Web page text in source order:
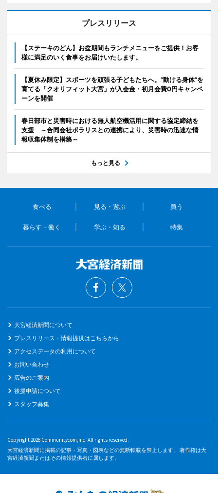
プレスリリース
【ステーキのどん】お盆期間もランチメニューをご提供！お客
様に満足のいく食事をお届けいたします。
【夏休み限定】スポーツを頑張る子どもたちへ。“動ける身体”を
育てる「クオリフィット大宮」が入会金・初月会費0円キャンペ
ーンを開催
春日部市と災害時における無人航空機活用に関する協定締結を
支援 ～合同会社ポラリスとの連携により、災害時の迅速な情
報収集体制を構築～
もっと見る
食べる 見る・遊ぶ 買う
暮らす・働く 学ぶ・知る 特集
大宮経済新聞について
プレスリリース・情報提供はこちらから
アクセスデータの利用について
お問い合わせ
広告のご案内
後援申請について
スタッフ募集
Copyright 2026 Communitycom,Inc. All rights reserved.
大宮経済新聞に掲載の記事・写真・図表などの無断転載を禁止します。 著作権は大
宮経済新聞またはその情報提供者に属します。